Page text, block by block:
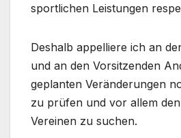
sportlichen Leistungen
Deshalb appelliere ich an
und an den Vorsitzenden
geplanten Veränderungen
zu prüfen und vor allem
Vereinen zu suchen.